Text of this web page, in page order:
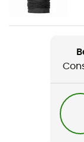
Poids
Nom du produit
Cevedale Evo
Imperméabilité